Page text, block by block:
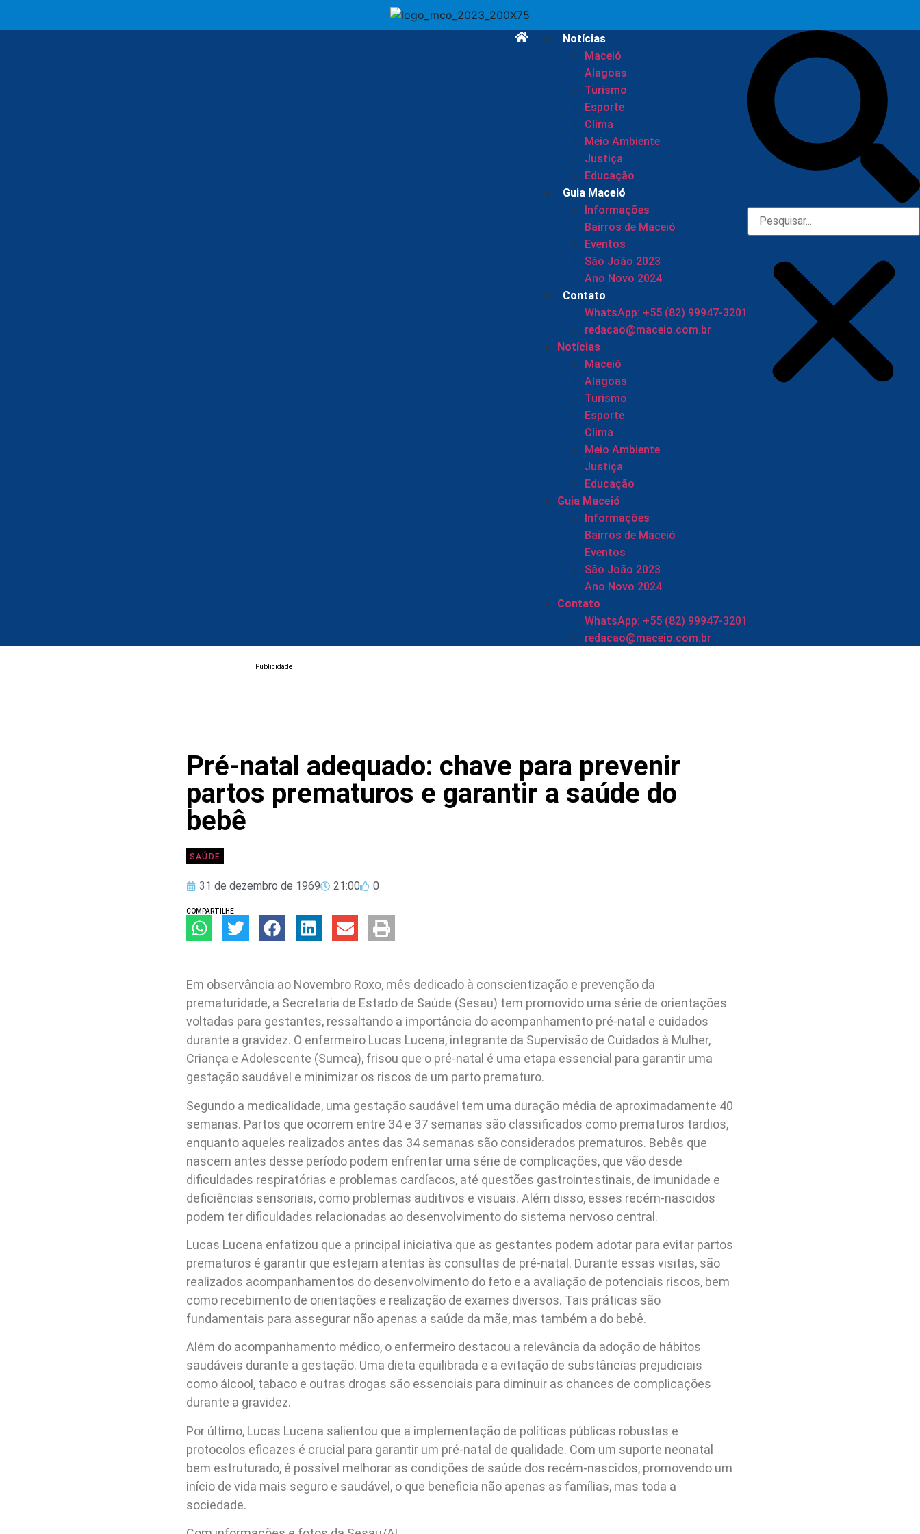
Notícias
Maceió
Alagoas
Turismo
Esporte
Clima
Meio Ambiente
Justiça
Educação
Guia Maceió
Informações
Bairros de Maceió
Eventos
São João 2023
Ano Novo 2024
Contato
WhatsApp: +55 (82) 99947-3201
redacao@maceio.com.br
Notícias
Maceió
Alagoas
Turismo
Esporte
Clima
Meio Ambiente
Justiça
Educação
Guia Maceió
Informações
Bairros de Maceió
Eventos
São João 2023
Ano Novo 2024
Contato
WhatsApp: +55 (82) 99947-3201
redacao@maceio.com.br
Publicidade
Pré-natal adequado: chave para prevenir
partos prematuros e garantir a saúde do
bebê
SAÚDE
31 de dezembro de 1969 21:00 0
COMPARTILHE
Em observância ao Novembro Roxo, mês dedicado à conscientização e prevenção da
prematuridade, a Secretaria de Estado de Saúde (Sesau) tem promovido uma série de orientações
voltadas para gestantes, ressaltando a importância do acompanhamento pré-natal e cuidados
durante a gravidez. O enfermeiro Lucas Lucena, integrante da Supervisão de Cuidados à Mulher,
Criança e Adolescente (Sumca), frisou que o pré-natal é uma etapa essencial para garantir uma
gestação saudável e minimizar os riscos de um parto prematuro.
Segundo a medicalidade, uma gestação saudável tem uma duração média de aproximadamente 40
semanas. Partos que ocorrem entre 34 e 37 semanas são classificados como prematuros tardios,
enquanto aqueles realizados antes das 34 semanas são considerados prematuros. Bebês que
nascem antes desse período podem enfrentar uma série de complicações, que vão desde
dificuldades respiratórias e problemas cardíacos, até questões gastrointestinais, de imunidade e
deficiências sensoriais, como problemas auditivos e visuais. Além disso, esses recém-nascidos
podem ter dificuldades relacionadas ao desenvolvimento do sistema nervoso central.
Lucas Lucena enfatizou que a principal iniciativa que as gestantes podem adotar para evitar partos
prematuros é garantir que estejam atentas às consultas de pré-natal. Durante essas visitas, são
realizados acompanhamentos do desenvolvimento do feto e a avaliação de potenciais riscos, bem
como recebimento de orientações e realização de exames diversos. Tais práticas são
fundamentais para assegurar não apenas a saúde da mãe, mas também a do bebê.
Além do acompanhamento médico, o enfermeiro destacou a relevância da adoção de hábitos
saudáveis durante a gestação. Uma dieta equilibrada e a evitação de substâncias prejudiciais
como álcool, tabaco e outras drogas são essenciais para diminuir as chances de complicações
durante a gravidez.
Por último, Lucas Lucena salientou que a implementação de políticas públicas robustas e
protocolos eficazes é crucial para garantir um pré-natal de qualidade. Com um suporte neonatal
bem estruturado, é possível melhorar as condições de saúde dos recém-nascidos, promovendo um
início de vida mais seguro e saudável, o que beneficia não apenas as famílias, mas toda a
sociedade.